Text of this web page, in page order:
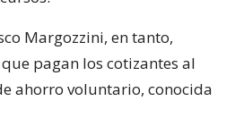
Margozzini, en tanto,
pagan los cotizantes al
ahorro voluntario, conocida